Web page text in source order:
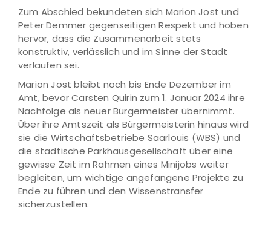
Zum Abschied bekundeten sich Marion Jost und
Peter Demmer gegenseitigen Respekt und hoben
hervor, dass die Zusammenarbeit stets
konstruktiv, verlässlich und im Sinne der Stadt
verlaufen sei.
Marion Jost bleibt noch bis Ende Dezember im
Amt, bevor Carsten Quirin zum 1. Januar 2024 ihre
Nachfolge als neuer Bürgermeister übernimmt.
Über ihre Amtszeit als Bürgermeisterin hinaus wird
sie die Wirtschaftsbetriebe Saarlouis (WBS) und
die städtische Parkhausgesellschaft über eine
gewisse Zeit im Rahmen eines Minijobs weiter
begleiten, um wichtige angefangene Projekte zu
Ende zu führen und den Wissenstransfer
sicherzustellen.